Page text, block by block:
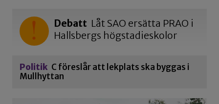
Debatt Låt SAO ersätta PRAO i
Hallsbergs högstadieskolor
Politik C föreslår att lekplats ska byggas i
Mullhyttan